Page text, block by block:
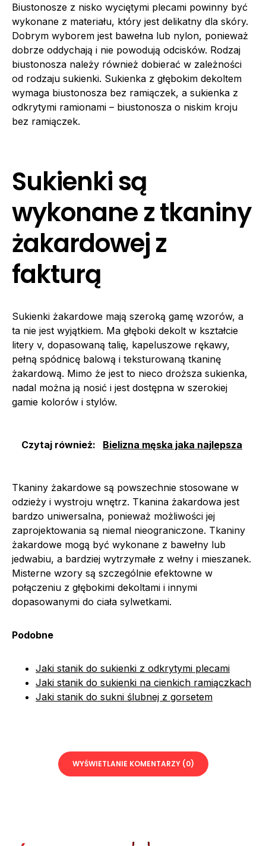
Biustonosze z nisko wyciętymi plecami powinny być
wykonane z materiału, który jest delikatny dla skóry.
Dobrym wyborem jest bawełna lub nylon, ponieważ
dobrze oddychają i nie powodują odcisków. Rodzaj
biustonosza należy również dobierać w zależności
od rodzaju sukienki. Sukienka z głębokim dekoltem
wymaga biustonosza bez ramiączek, a sukienka z
odkrytymi ramionami – biustonosza o niskim kroju
bez ramiączek.
Sukienki są
wykonane z tkaniny
żakardowej z
fakturą
Sukienki żakardowe mają szeroką gamę wzorów, a
ta nie jest wyjątkiem. Ma głęboki dekolt w kształcie
litery v, dopasowaną talię, kapeluszowe rękawy,
pełną spódnicę balową i teksturowaną tkaninę
żakardową. Mimo że jest to nieco droższa sukienka,
nadal można ją nosić i jest dostępna w szerokiej
gamie kolorów i stylów.
Czytaj również: Bielizna męska jaka najlepsza
Tkaniny żakardowe są powszechnie stosowane w
odzieży i wystroju wnętrz. Tkanina żakardowa jest
bardzo uniwersalna, ponieważ możliwości jej
zaprojektowania są niemal nieograniczone. Tkaniny
żakardowe mogą być wykonane z bawełny lub
jedwabiu, a bardziej wytrzymałe z wełny i mieszanek.
Misterne wzory są szczególnie efektowne w
połączeniu z głębokimi dekoltami i innymi
dopasowanymi do ciała sylwetkami.
Podobne
Jaki stanik do sukienki z odkrytymi plecami
Jaki stanik do sukienki na cienkich ramiączkach
Jaki stanik do sukni ślubnej z gorsetem
WYŚWIETLANIE KOMENTARZY (0)